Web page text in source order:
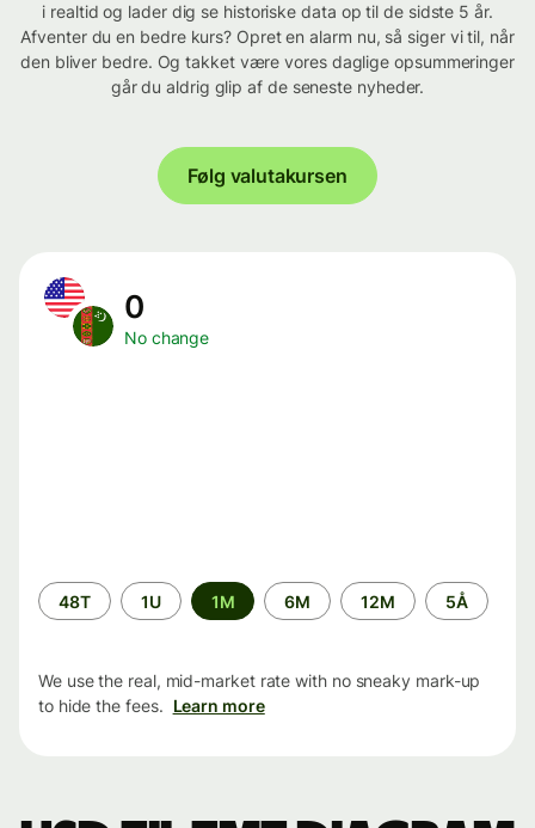
i realtid og lader dig se historiske data op til de sidste 5 år.
Afventer du en bedre kurs? Opret en alarm nu, så siger vi til, når
den bliver bedre. Og takket være vores daglige opsummeringer
går du aldrig glip af de seneste nyheder.
Følg valutakursen
0
No change
Time
period
48T 1U 1M 6M 12M 5Å
We use the real, mid-market rate with no sneaky mark-up
to hide the fees. Learn more